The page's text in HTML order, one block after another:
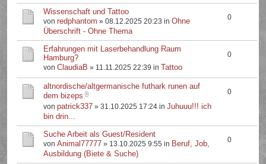
Wissenschaft und Tattoo
vonredphantom » 08.12.2025 20:23 inOhne
Überschrift - Ohne Thema
0
Erfahrungen mit Laserbehandlung Raum
Hamburg?
vonClaudiaB » 11.11.2025 22:39 in Tattoo
0
altnordische/altgermanische futhark runen auf
dem bizeps
vonpatrick337 » 31.10.2025 17:24 inJuhuuu!!! ich
bin drin...
0
Suche Arbeit als Guest/Resident
vonAnimal77777 » 13.10.2025 9:55 in Beruf, Job,
Ausbildung (Biete & Suche)
0